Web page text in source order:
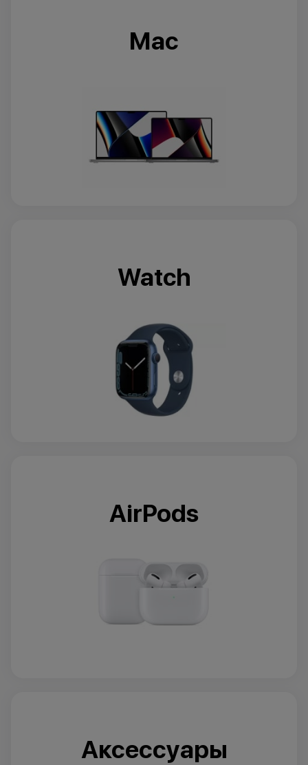
Мас
Watch
AirPods
Аксессуары